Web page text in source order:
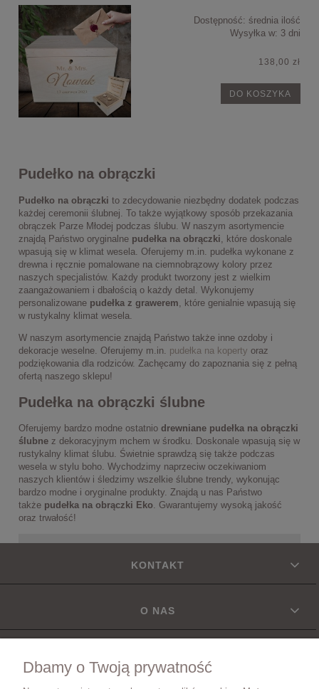
Dostępność: średnia ilość
Wysyłka w: 3 dni
138,00 zł
DO KOSZYKA
Pudełko na obrączki
Pudełko na obrączki to zdecydowanie niezbędny dodatek podczas
każdej ceremonii ślubnej. To także wyjątkowy sposób przekazania
obrączek Parze Młodej podczas ślubu. W naszym asortymencie
znajdą Państwo oryginalne pudełka na obrączki , które doskonale
wpasują się w klimat wesela. Oferujemy m.in. pudełka wykonane z
drewna i ręcznie pomalowane na ciemnobrązowy kolory przez
naszych specjalistów. Każdy produkt tworzony jest z wielkim
zaangażowaniem i dbałością o każdy detal. Wykonujemy
personalizowane pudełka z grawerem , które genialnie wpasują się
w rustykalny klimat wesela.
W naszym asortymencie znajdą Państwo także inne ozdoby i
dekoracje weselne. Oferujemy m.in. pudełka na koperty oraz
podziękowania dla rodziców. Zachęcamy do zapoznania się z pełną
ofertą naszego sklepu!
Pudełka na obrączki ślubne
Oferujemy bardzo modne ostatnio drewniane pudełka na obrączki
ślubne z dekoracyjnym mchem w środku. Doskonale wpasują się w
rustykalny klimat ślubu. Świetnie sprawdzą się także podczas
wesela w stylu boho. Wychodzimy naprzeciw oczekiwaniom
naszych klientów i śledzimy wszelkie ślubne trendy, wykonując
bardzo modne i oryginalne produkty. Znajdą u nas Państwo
także pudełka na obrączki Eko . Gwarantujemy wysoką jakość
oraz trwałość!
KONTAKT
O NAS
Dbamy o Twoją prywatność